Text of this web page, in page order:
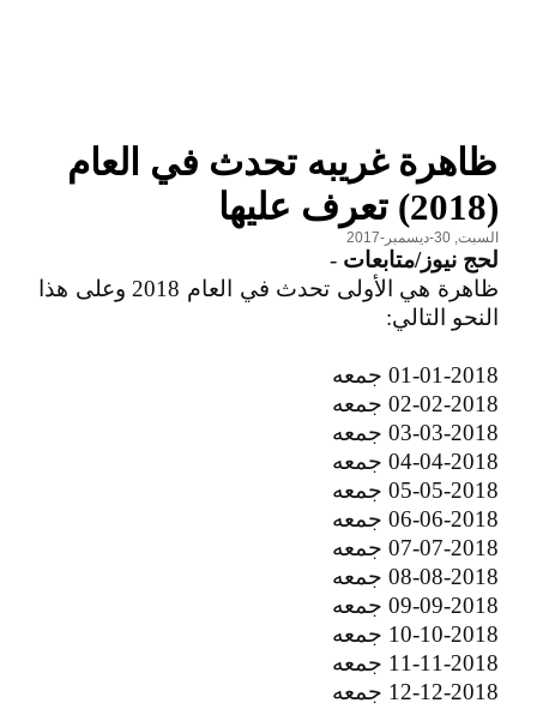
ظاهرة غريبه تحدث في العام
(2018) تعرف عليها
السبت, 30-ديسمبر-2017
لحج نيوز/متابعات -
ظاهرة هي الأولى تحدث في العام 2018 وعلى هذا
النحو التالي:
01-01-2018 جمعه
02-02-2018 جمعه
03-03-2018 جمعه
04-04-2018 جمعه
05-05-2018 جمعه
06-06-2018 جمعه
07-07-2018 جمعه
08-08-2018 جمعه
09-09-2018 جمعه
10-10-2018 جمعه
11-11-2018 جمعه
12-12-2018 جمعه